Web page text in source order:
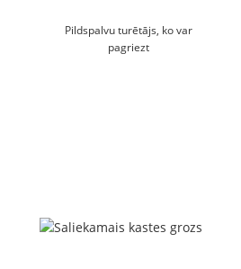
Pildspalvu turētājs, ko var
pagriezt